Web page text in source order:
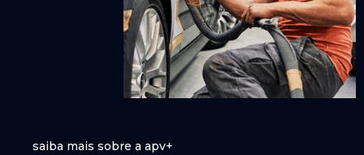
saiba mais sobre a apv+